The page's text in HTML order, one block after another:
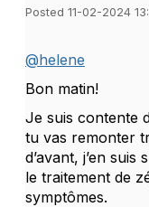
Posted 11-02-2024
@helene
Bon matin!
Je suis contente
tu vas remonter
d’avant, j’en
le traitement de
symptômes.